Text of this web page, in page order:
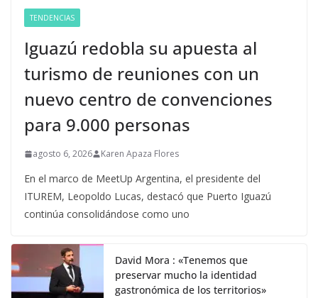
TENDENCIAS
Iguazú redobla su apuesta al
turismo de reuniones con un
nuevo centro de convenciones
para 9.000 personas
agosto 6, 2026 Karen Apaza Flores
En el marco de MeetUp Argentina, el presidente del
ITUREM, Leopoldo Lucas, destacó que Puerto Iguazú
continúa consolidándose como uno
David Mora : «Tenemos que
preservar mucho la identidad
gastronómica de los territorios»